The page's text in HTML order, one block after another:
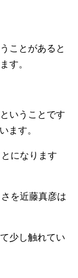
ことがあると
す。
いうことです
ます。
になります
を近藤真彦は
少し触れてい